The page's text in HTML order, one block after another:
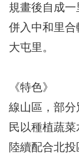
局
化
資
北
市
區
里
界
說
規畫後自成
併入中和里
大屯里。
《特色》
線山區，部
民以種植蔬
陸續配合北